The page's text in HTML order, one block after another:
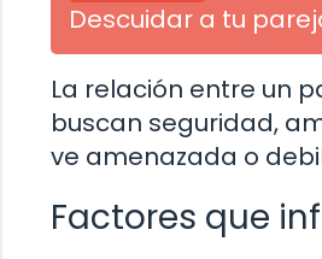
Descuidar a tu
La relación entre un
buscan seguridad,
ve amenazada o
Factores que